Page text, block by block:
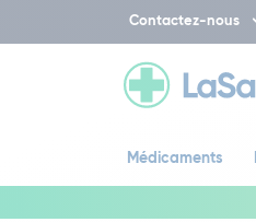
Contactez-nous
Médicaments